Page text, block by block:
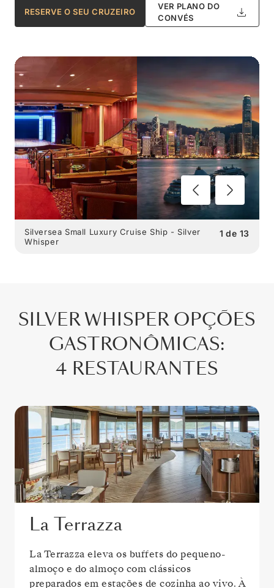
RESERVE O SEU CRUZEIRO
VER PLANO DO
CONVÉS
1 de 13
Silversea Small Luxury Cruise Ship - Silver
Whisper
SILVER WHISPER OPÇÕES
GASTRONÔMICAS:
4 RESTAURANTES
La Terrazza
La Terrazza eleva os buffets do pequeno-
almoço e do almoço com clássicos
preparados em estações de cozinha ao vivo. À